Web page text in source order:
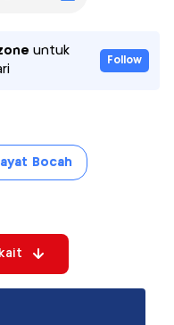
untuk
Follow
Bocah